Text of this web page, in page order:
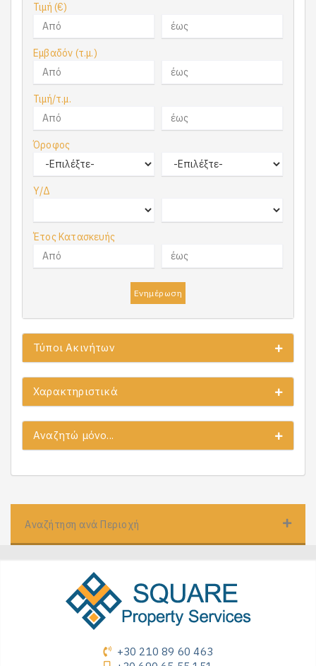
Τιμή (€)
Εμβαδόν (τ.μ.)
Τιμή/τ.μ.
Όροφος
Υ/Δ
Έτος Κατασκευής
Ενημέρωση
Τύποι Ακινήτων
Χαρακτηριστικά
Αναζητώ μόνο...
Αναζήτηση ανά Περιοχή
+30 210 89 60 463